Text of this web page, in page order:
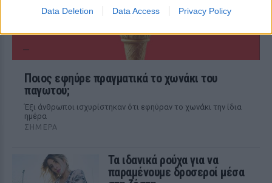
Data Deletion Data Access Privacy Policy
Ποιος εφηύρε πραγματικά το χωνάκι του
παγωτού;
Έξι άνθρωποι ισχυρίστηκαν ότι εφηύραν το χωνάκι την ίδια
ημέρα
ΣΉΜΕΡΑ
Τα ιδανικά ρούχα για να
παραμένουμε δροσεροί μέσα